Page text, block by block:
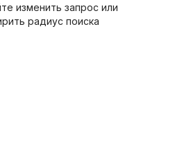
изменить запрос или
радиус поиска